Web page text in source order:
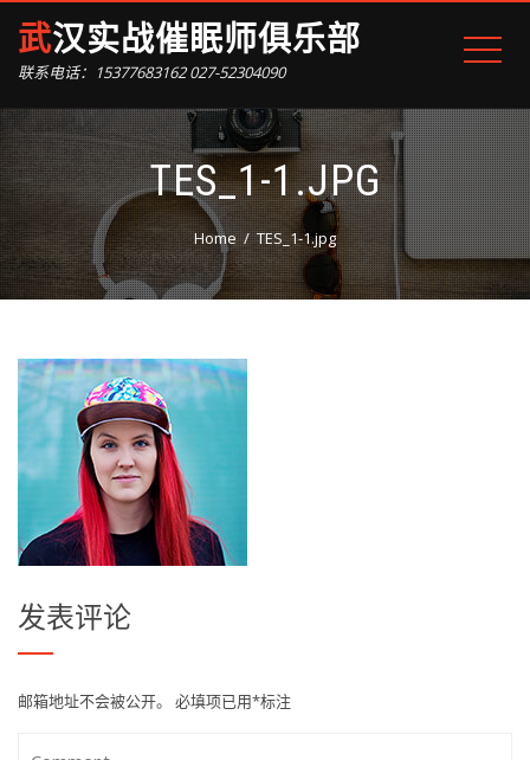
武汉实战催眠师俱乐部
联系电话：15377683162 027-52304090
TES_1-1.JPG
Home TES_1-1.jpg
发表评论
邮箱地址不会被公开。 必填项已用*标注